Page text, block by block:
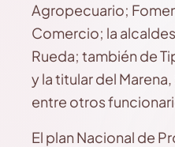
Agropecuario;
Comercio; la
Rueda; también de
y la titular del
entre otros
El plan Nacional de